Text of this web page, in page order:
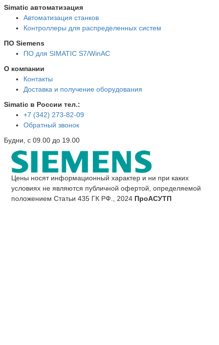
Simatic автоматизация
Автоматизация станков
Контроллеры для распределенных систем
ПО Siemens
ПО для SIMATIC S7/WinAC
О компании
Контакты
Доставка и получение оборудования
Simatic в России тел.:
+7 (342) 273-82-09
Обратный звонок
Будни, с 09.00 до 19.00
Цены носят информационный характер и ни при каких
условиях не являются публичной офертой, определяемой
положением Статьи 435 ГК РФ., 2024 ПроАСУТП